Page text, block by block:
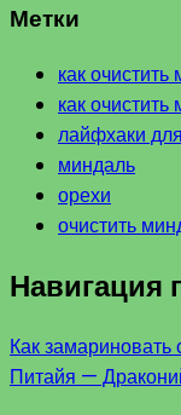
Метки
как
как
лайфхаки
миндаль
орехи
очистить
Навигация
Как
Питайя —